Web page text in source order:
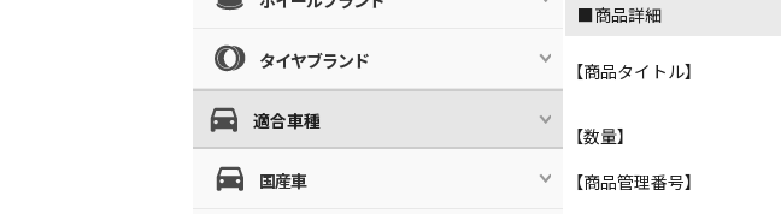
■商品詳細
【商品タイトル】
【数量】
【商品管理番号】
タイヤブランド
適合車種
国産車